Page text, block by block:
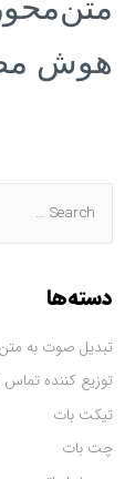
دسته‌ها
تبدیل صوت به متن
توزیع کننده تماس
تیکت بات
چت بات
هوش